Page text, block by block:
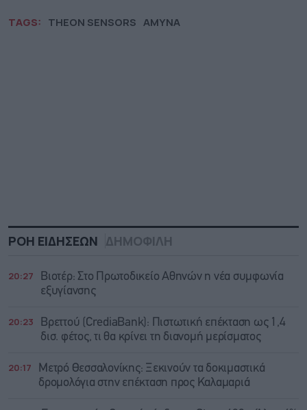
TAGS: THEON SENSORS ΑΜΥΝΑ
ΡΟΗ ΕΙΔΗΣΕΩΝ ΔΗΜΟΦΙΛΗ
20:27
Βιοτέρ: Στο Πρωτοδικείο Αθηνών η νέα συμφωνία
εξυγίανσης
20:23
Βρεττού (CrediaBank): Πιστωτική επέκταση ως 1,4
δισ. φέτος, τι θα κρίνει τη διανομή μερίσματος
20:17
Μετρό Θεσσαλονίκης: Ξεκινούν τα δοκιμαστικά
δρομολόγια στην επέκταση προς Καλαμαριά